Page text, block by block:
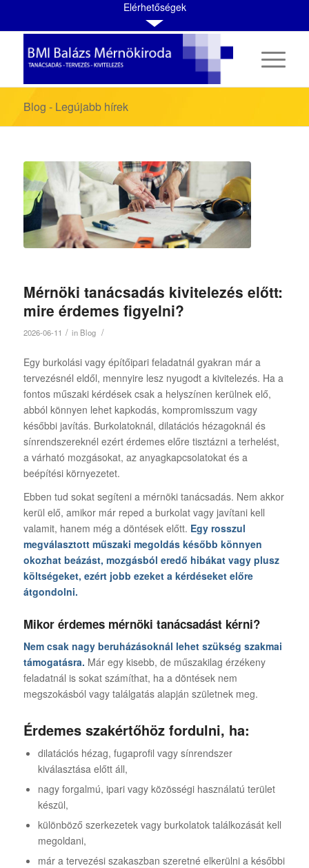
Blog - Legújabb hírek
Mérnöki tanácsadás kivitelezés előtt:
mire érdemes figyelni?
2026-06-11 / in Blog /
Egy burkolási vagy építőipari feladatnál gyakran már a
tervezésnél eldől, mennyire lesz nyugodt a kivitelezés. Ha a
fontos műszaki kérdések csak a helyszínen kerülnek elő,
abból könnyen lehet kapkodás, kompromisszum vagy
későbbi javítás. Burkolatoknál, dilatációs hézagoknál és
sínrendszereknél ezért érdemes előre tisztázni a terhelést,
a várható mozgásokat, az anyagkapcsolatokat és a
beépítési környezetet.
Ebben tud sokat segíteni a mérnöki tanácsadás. Nem akkor
kerül elő, amikor már reped a burkolat vagy javítani kell
valamit, hanem még a döntések előtt. Egy rosszul
megválasztott műszaki megoldás később könnyen
okozhat beázást, mozgásból eredő hibákat vagy plusz
költségeket, ezért jobb ezeket a kérdéseket előre
átgondolni.
Mikor érdemes mérnöki tanácsadást kérni?
Nem csak nagy beruházásoknál lehet szükség szakmai
támogatásra. Már egy kisebb, de műszakilag érzékeny
feladatnál is sokat számíthat, ha a döntések nem
megszokásból vagy találgatás alapján születnek meg.
Érdemes szakértőhöz fordulni, ha:
dilatációs hézag, fugaprofil vagy sínrendszer
kiválasztása előtt áll,
nagy forgalmú, ipari vagy közösségi használatú terület
készül,
különböző szerkezetek vagy burkolatok találkozását kell
megoldani,
már a tervezési szakaszban szeretné elkerülni a későbbi
Elérhetőségek